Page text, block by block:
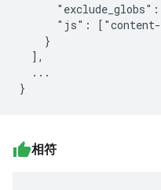
"js":
    }
  ],
  ...
相符